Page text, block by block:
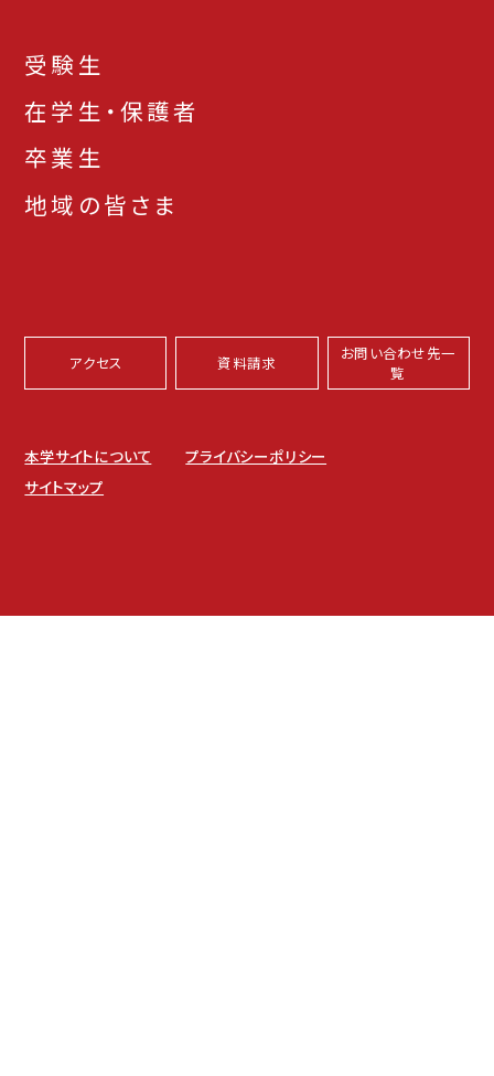
受験生
在学生・保護者
卒業生
地域の皆さま
アクセス 資料請求
お問い合わせ先一
覧
本学サイトについて
プライバシーポリシー
サイトマップ